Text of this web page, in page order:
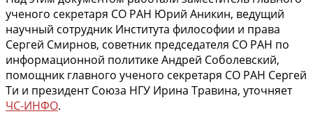
ученого секретаря СО РАН Юрий Аникин, ведущий
научный сотрудник Института философии и права
Сергей Смирнов, советник председателя СО РАН по
информационной политике Андрей Соболевский,
помощник главного ученого секретаря СО РАН Сергей
Ти и президент Союза НГУ Ирина Травина, уточняет
ЧС-ИНФО.